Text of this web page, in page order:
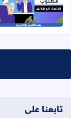
اقرأ
تابعنا على